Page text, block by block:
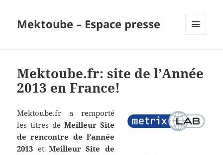
Mektoube – Espace presse
Mektoube.fr: site de l’Année
2013 en France!
Mektoube.fr a remporté
les titres de Meilleur Site
de rencontre de l’année
2013 et Meilleur Site de